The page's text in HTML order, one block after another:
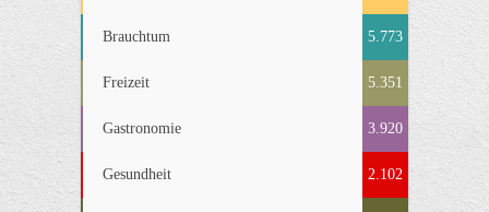
Brauchtum 5.773
Freizeit 5.351
Gastronomie 3.920
Gesundheit 2.102